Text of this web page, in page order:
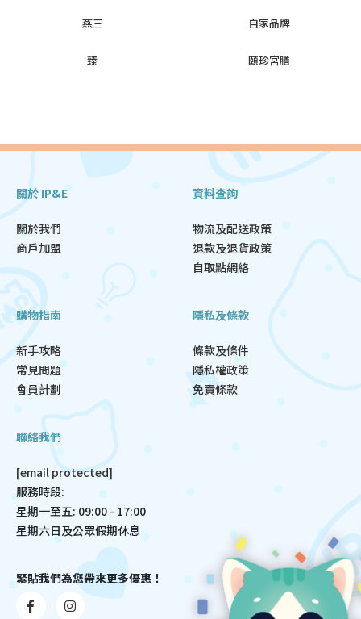
燕三 自家品牌
臻 頤珍宮膳
關於 IP&E
關於我們
商戶加盟
資料查詢
物流及配送政策
退款及退貨政策
自取點網絡
購物指南
新手攻略
常見問題
會員計劃
隱私及條款
條款及條件
隱私權政策
免責條款
聯絡我們
[email protected]
服務時段:
星期一至五: 09:00 - 17:00
星期六日及公眾假期休息
緊貼我們為您帶來更多優惠！